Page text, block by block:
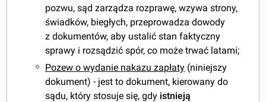
pozwu, sąd zarządza rozprawę, wzywa strony,
świadków, biegłych, przeprowadza dowody
z dokumentów, aby ustalić stan faktyczny
sprawy i rozsądzić spór, co może trwać latami;
Pozew o wydanie nakazu zapłaty (niniejszy
dokument) - jest to dokument, kierowany do
sądu, który stosuje się, gdy istnieją